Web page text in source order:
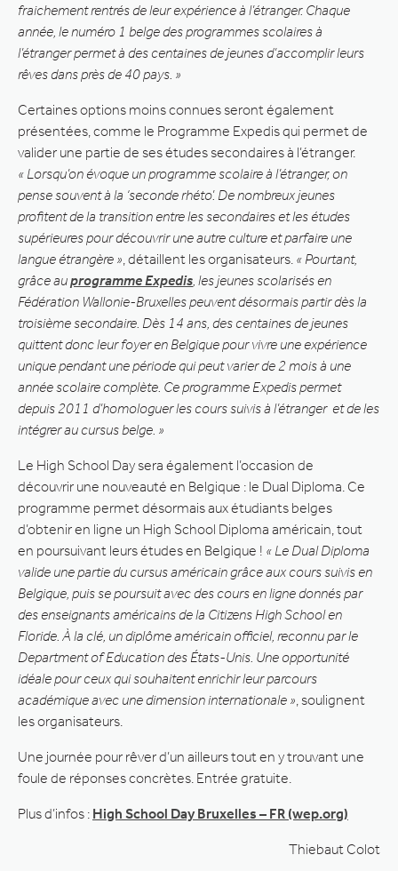
fraichement rentrés de leur expérience à l’étranger. Chaque
année, le numéro 1 belge des programmes scolaires à
l’étranger permet à des centaines de jeunes d’accomplir leurs
rêves dans près de 40 pays. »
Certaines options moins connues seront également
présentées, comme le Programme Expedis qui permet de
valider une partie de ses études secondaires à l’étranger.
« Lorsqu’on évoque un programme scolaire à l’étranger, on
pense souvent à la ‘seconde rhéto’. De nombreux jeunes
profitent de la transition entre les secondaires et les études
supérieures pour découvrir une autre culture et parfaire une
langue étrangère » , détaillent les organisateurs. « Pourtant,
grâce auprogramme Expedis , les jeunes scolarisés en
Fédération Wallonie-Bruxelles peuvent désormais partir dès la
troisième secondaire. Dès 14 ans, des centaines de jeunes
quittent donc leur foyer en Belgique pour vivre une expérience
unique pendant une période qui peut varier de 2 mois à une
année scolaire complète. Ce programme Expedis permet
depuis 2011 d’homologuer les cours suivis à l’étranger et de les
intégrer au cursus belge. »
Le High School Day sera également l’occasion de
découvrir une nouveauté en Belgique : le Dual Diploma. Ce
programme permet désormais aux étudiants belges
d’obtenir en ligne un High School Diploma américain, tout
en poursuivant leurs études en Belgique ! « Le Dual Diploma
valide une partie du cursus américain grâce aux cours suivis en
Belgique, puis se poursuit avec des cours en ligne donnés par
des enseignants américains de la Citizens High School en
Floride. À la clé, un diplôme américain officiel, reconnu par le
Department of Education des États-Unis. Une opportunité
idéale pour ceux qui souhaitent enrichir leur parcours
académique avec une dimension internationale » , soulignent
les organisateurs.
Une journée pour rêver d’un ailleurs tout en y trouvant une
foule de réponses concrètes. Entrée gratuite.
Plus d’infos : High School Day Bruxelles – FR (wep.org)
Thiebaut Colot